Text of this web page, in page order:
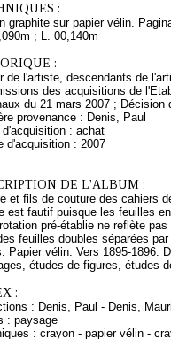
:
graphite sur papier vélin.
; L. 00,140m
:
de l'artiste, descendants de
des acquisitions de
du 21 mars 2007 ; Décision
provenance : Denis, Paul
d'acquisition : achat
d'acquisition : 2007
DE L'ALBUM :
et fils de couture des cahiers
est fautif puisque les feuilles
pré-établie ne reflète
feuilles doubles séparées
Papier vélin. Vers 1895-1896.
études de figures, études
:
: Denis, Paul - Denis,
: paysage
: crayon - papier vélin -